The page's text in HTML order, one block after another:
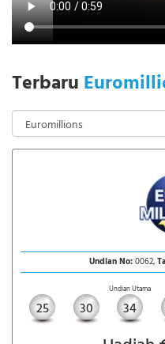
Terbaru
Undian No:0062,
Undian Utama
25 30 34